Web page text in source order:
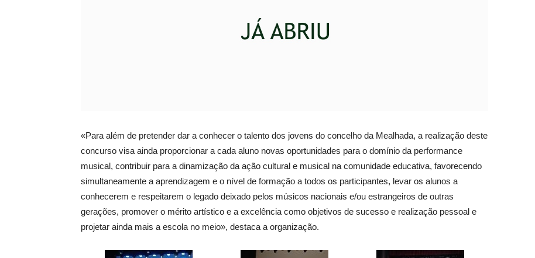
«Para além de pretender dar a conhecer o talento dos jovens do concelho da Mealhada, a realização deste
concurso visa ainda proporcionar a cada aluno novas oportunidades para o domínio da performance
musical, contribuir para a dinamização da ação cultural e musical na comunidade educativa, favorecendo
simultaneamente a aprendizagem e o nível de formação a todos os participantes, levar os alunos a
conhecerem e respeitarem o legado deixado pelos músicos nacionais e/ou estrangeiros de outras
gerações, promover o mérito artístico e a excelência como objetivos de sucesso e realização pessoal e
projetar ainda mais a escola no meio», destaca a organização.